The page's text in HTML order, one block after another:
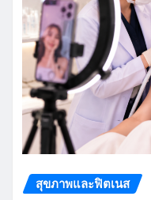
สุขภาพและฟิตเนส